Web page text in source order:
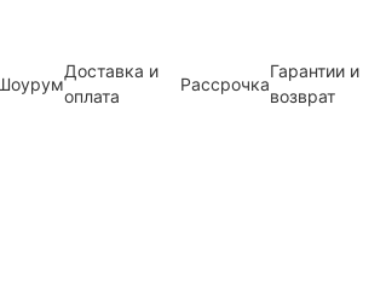
Доставка и
оплата
Рассрочка
Гарантии и
возврат